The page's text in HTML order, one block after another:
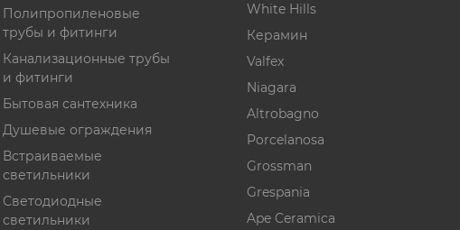
Полипропиленовые
трубы и фитинги
Канализационные трубы
и фитинги
Бытовая сантехника
Душевые ограждения
Встраиваемые
светильники
Светодиодные
светильники
White Hills
Керамин
Valfex
Niagara
Altrobagno
Porcelanosa
Grossman
Grespania
Ape Ceramica